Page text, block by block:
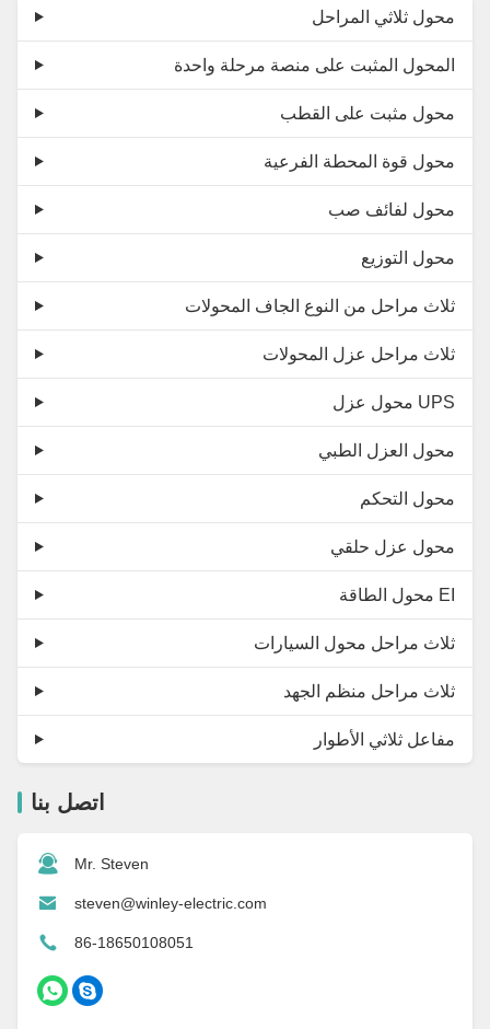
محول ثلاثي المراحل
المحول المثبت على منصة مرحلة واحدة
محول مثبت على القطب
محول قوة المحطة الفرعية
محول لفائف صب
محول التوزيع
ثلاث مراحل من النوع الجاف المحولات
ثلاث مراحل عزل المحولات
محول عزل UPS
محول العزل الطبي
محول التحكم
محول عزل حلقي
محول الطاقة EI
ثلاث مراحل محول السيارات
ثلاث مراحل منظم الجهد
مفاعل ثلاثي الأطوار
اتصل بنا
Mr. Steven
steven@winley-electric.com
86-18650108051